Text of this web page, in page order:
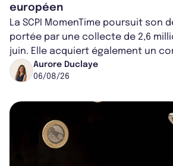
européen
La SCPI MomenTime poursuit son
portée par une collecte de 2,6
juin. Elle acquiert également un
Worcester, place une plateforme
Aurore Duclaye
06/08/26